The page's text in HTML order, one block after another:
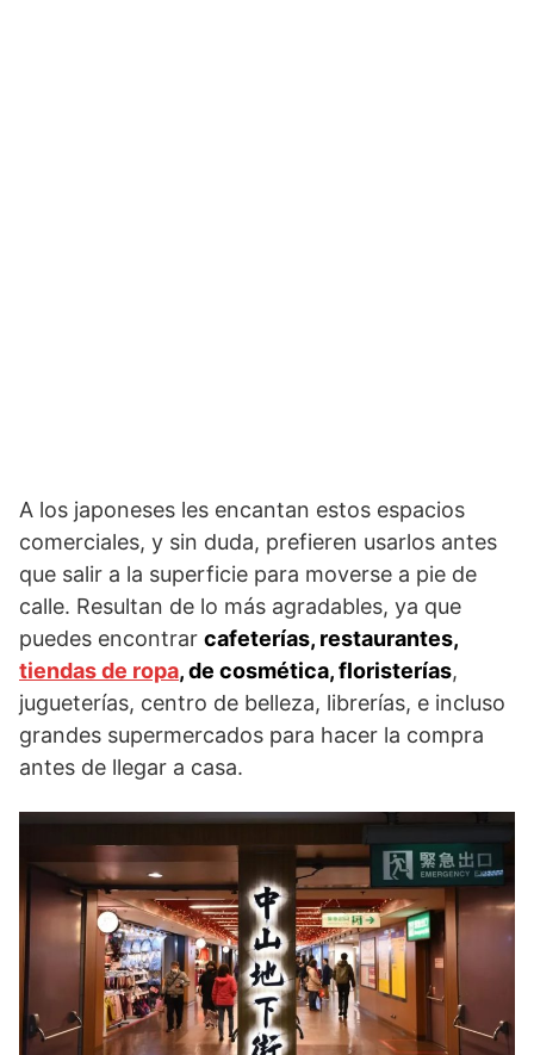
A los japoneses les encantan estos espacios
comerciales, y sin duda, prefieren usarlos antes
que salir a la superficie para moverse a pie de
calle. Resultan de lo más agradables, ya que
puedes encontrar cafeterías, restaurantes,
tiendas de ropa, de cosmética, floristerías,
jugueterías, centro de belleza, librerías, e incluso
grandes supermercados para hacer la compra
antes de llegar a casa.